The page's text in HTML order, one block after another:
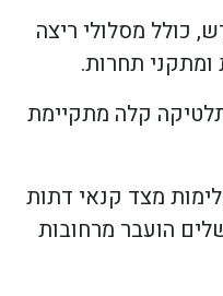
כולל מסלולי ריצה
ומתקני תחרות.
קלה מתקיימת
מצד קנאי דתות
הועבר מרחובות